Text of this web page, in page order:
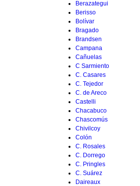
Berazategui
Berisso
Bolívar
Bragado
Brandsen
Campana
Cañuelas
C Sarmiento
C. Casares
C. Tejedor
C. de Areco
Castelli
Chacabuco
Chascomús
Chivilcoy
Colón
C. Rosales
C. Dorrego
C. Pringles
C. Suárez
Daireaux